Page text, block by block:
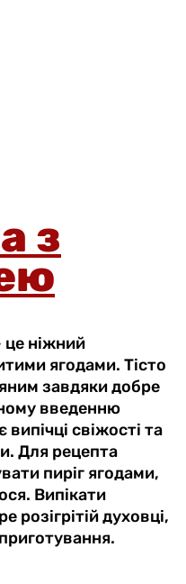
з
ніжний
ягодами. Тісто
завдяки добре
введенню
свіжості та
Для рецепта
пиріг ягодами,
Випікати
розігрітій духовці,